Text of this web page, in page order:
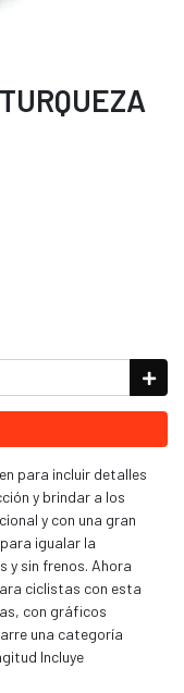
para incluir detalles
y brindar a los
y con una gran
igualar la
y sin frenos. Ahora
ciclistas con esta
con gráficos
una categoría
Incluye